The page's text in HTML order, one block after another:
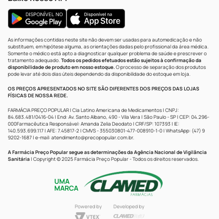
As informações contidas neste site não devem ser usadas para automedicação e não
substituem, em hipótese alguma, as orientações dadas pelo profissional da área médica.
Somente o médico está apto a diagnosticar qualquer problema de saúde e prescrever o
tratamento adequado. Todos os pedidos efetuados estão sujeitos à confirmação da
disponibilidade de produto em nosso estoque.O processo de separação dos produtos
pode levar até dois dias úteis dependendo da disponibilidade do estoque em loja.
OS PREÇOS APRESENTADOS NO SITE SÃO DIFERENTES DOS PREÇOS DAS LOJAS
FÍSICAS DE NOSSA REDE.
FARMÁCIA PREÇO POPULAR | Cia Latino Americana de Medicamentos | CNPJ:
84.683.481/0416-04 | End: Av. Santo Albano, 490 - Vila Vera | São Paulo - SP | CEP: 04.296-
000Farmacêutica Responsável: Amanda Zelia Deodato | CRF/SP: 107393 | IE:
140.593.699.117 | AFE: 7.45817-2 | CMVS - 355030801-477-008910-1-0 | WhatsApp: (47) 9
9202-1687 | e-mail: atendimento@precopopular.com.br.
A Farmácia Preço Popular segue as determinações da Agência Nacional de Vigilância
Sanitária | Copyright © 2025 Farmácia Preço Popular - Todos os direitos reservados.
UMA
MARCA
Powered by Developed by